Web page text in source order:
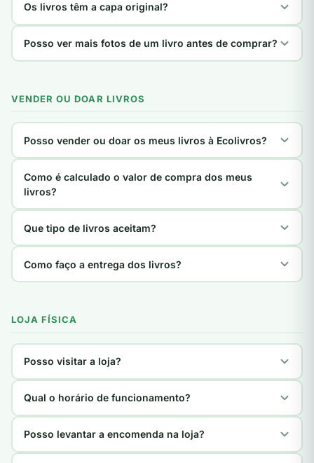
Os livros têm a capa original?
Posso ver mais fotos de um livro antes de comprar?
VENDER OU DOAR LIVROS
Posso vender ou doar os meus livros à Ecolivros?
Como é calculado o valor de compra dos meus
livros?
Que tipo de livros aceitam?
Como faço a entrega dos livros?
LOJA FÍSICA
Posso visitar a loja?
Qual o horário de funcionamento?
Posso levantar a encomenda na loja?